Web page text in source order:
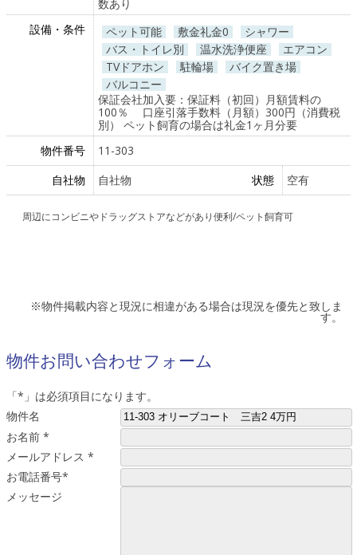
数あり
設備・条件
ペット可能 敷金礼金0
シャワー
バス・トイレ別
温水洗浄便座
エアコン
TVドアホン
駐輪場
バイク置き場
バルコニー
保証会社加入要：保証料（初回）月額賃料の
100％ 口座引落手数料（月額）300円（消費税
別） ペット飼育の場合は礼金1ヶ月分要
物件番号
11-303
自社物
自社物 状態 空有
周辺にコンビニやドラッグストアなどがあり便利/ペット飼育可
※物件掲載内容と現況に相違がある場合は現況を優先と致しま
す。
物件お問い合わせフォーム
「* 」は必須項目になります。
物件名
お名前 *
メールアドレス *
お電話番号*
メッセージ